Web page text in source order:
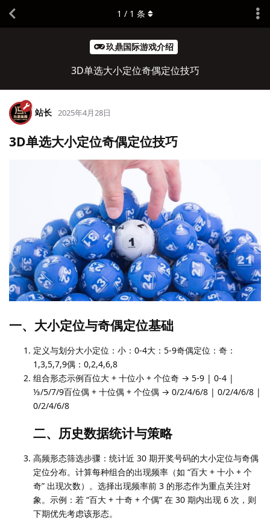
玖鼎国际游戏介绍
3D单选大小定位奇偶定位技巧
1 / 1 条
站长 2025年4月28日
3D单选大小定位奇偶定位技巧
一、大小定位与奇偶定位基础
定义与划分大小定位：小：0-4大：5-9奇偶定位：奇：
1,3,5,7,9偶：0,2,4,6,8
组合形态示例百位大 + 十位小 + 个位奇 → 5-9 | 0-4 |
⅓/5/7/9百位偶 + 十位偶 + 个位偶 → 0/2/4/6/8 | 0/2/4/6/8 |
0/2/4/6/8
二、历史数据统计与策略
高频形态筛选步骤：统计近 30 期开奖号码的大小定位与奇偶
定位分布。计算每种组合的出现频率（如 “百大 + 十小 + 个
奇” 出现次数）。选择出现频率前 3 的形态作为重点关注对
象。示例：若 “百大 + 十奇 + 个偶” 在 30 期内出现 6 次，则
下期优先考虑该形态。